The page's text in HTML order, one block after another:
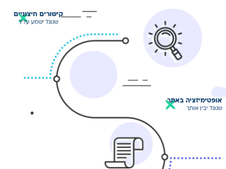
קישוריםחיצוניים
שגוגל ישמע עליך
אופטימיזציה באתר
שגוגל יבין אותך